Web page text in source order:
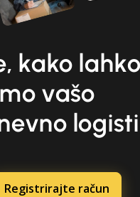
kako lahko
vašo
Registrirajte račun